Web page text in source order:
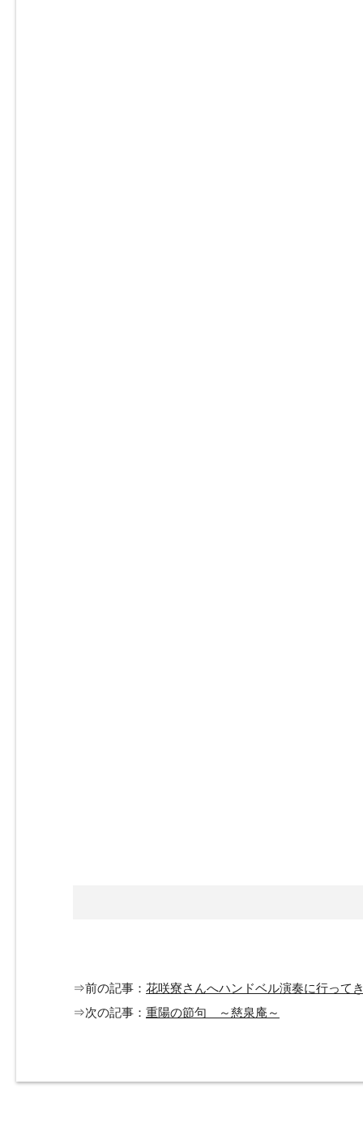
⇒前の記事： 花咲寮さんへハンドベル演奏に行って
⇒次の記事： 重陽の節句 ～慈泉庵～